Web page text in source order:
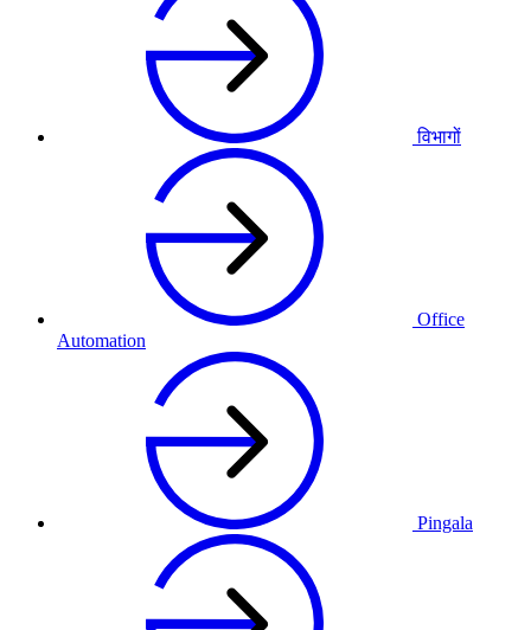
विभागों
Office
Automation
Pingala